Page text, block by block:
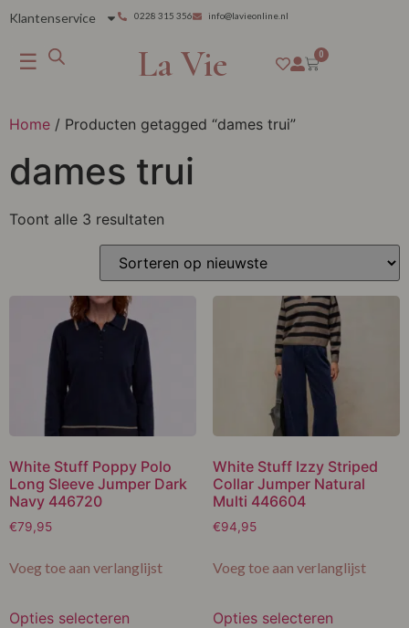
Klantenservice 0228 315 356 info@lavieonline.nl
☰ La Vie 0
Home / Producten getagged “dames trui”
dames trui
Toont alle 3 resultaten
White Stuff Poppy Polo
Long Sleeve Jumper Dark
Navy 446720
€79,95
Voeg toe aan verlanglijst
Opties selecteren
White Stuff Izzy Striped
Collar Jumper Natural
Multi 446604
€94,95
Voeg toe aan verlanglijst
Opties selecteren